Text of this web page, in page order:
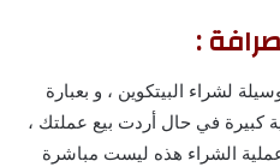
:
لشراء البيتكوين ، و بعبارة
كبيرة في حال أردت بيع عملتك ،
الشراء هذه ليست مباشرة